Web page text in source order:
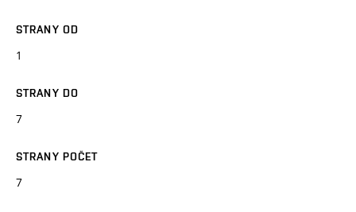
STRANY OD
1
STRANY DO
7
STRANY POČET
7